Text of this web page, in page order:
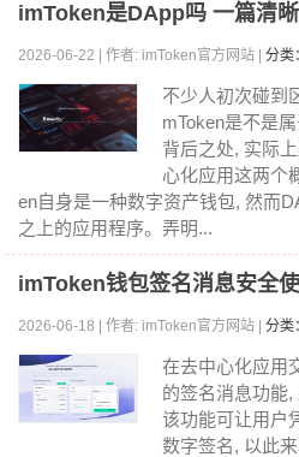
imToken是DApp吗 一篇清
2026-06-22 | 作者: imToken官方网站 | 分类
不少人初次碰到
mToken是不是
背后之处, 实际
心化应用这两个
en自身是一种数字资产钱包, 然而
之上的应用程序。弄明...
imToken钱包签名消息安全
2026-06-18 | 作者: imToken官方网站 | 分类
在去中心化应用
的签名消息功能
该功能可让用户
数字签名, 以此